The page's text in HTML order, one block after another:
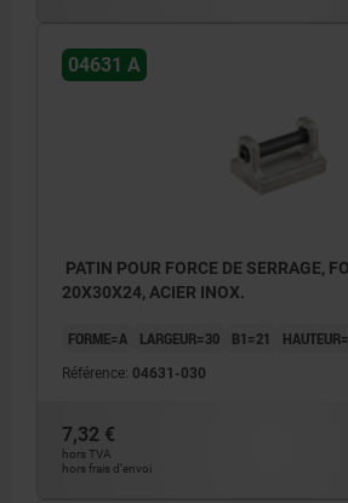
04631 A
PATIN POUR FORCE DE SERRAGE,
20X30X24, ACIER INOX.
FORME=A LARGEUR=30 B1=21
Référence: 04631-030
7,32 €
hors TVA
hors frais d’envoi